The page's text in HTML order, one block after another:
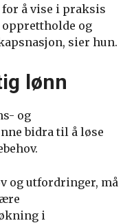
å vise i praksis
og
sier hun.
lønn
og
bidra til å løse
og utfordringer, må
i